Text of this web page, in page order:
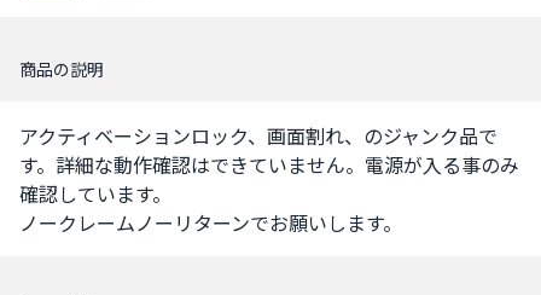
商品の説明
アクティベーションロック、画面割れ、のジャンク品で
す。詳細な動作確認はできていません。電源が入る事のみ
確認しています。
ノークレームノーリターンでお願いします。